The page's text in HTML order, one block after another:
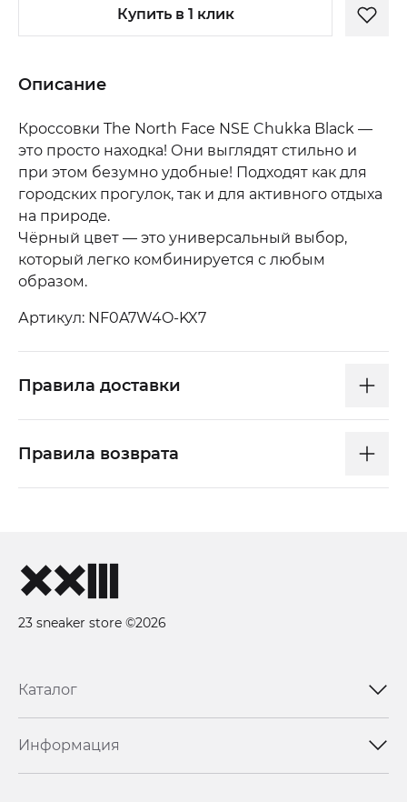
Купить в 1 клик
Описание
Кроссовки The North Face NSE Chukka Black —
это просто находка! Они выглядят стильно и
при этом безумно удобные! Подходят как для
городских прогулок, так и для активного отдыха
на природе.
Чёрный цвет — это универсальный выбор,
который легко комбинируется с любым
образом.
Артикул: NF0A7W4O-KX7
Правила доставки
Правила возврата
23 sneaker store ©2026
Каталог
Информация